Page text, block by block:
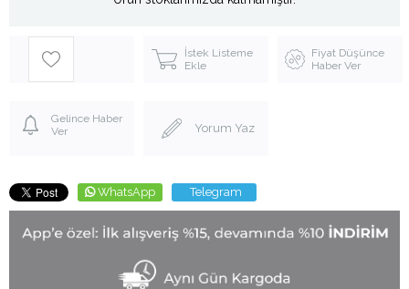
İstek Listeme
Ekle
Fiyat Düşünce
Haber Ver
Gelince Haber
Ver
Yorum Yaz
WhatsApp Telegram